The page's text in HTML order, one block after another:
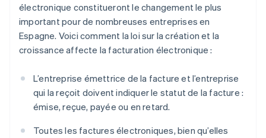
électronique constitueront le changement le plus
important pour de nombreuses entreprises en
Espagne. Voici comment la loi sur la création et la
croissance affecte la facturation électronique :
L’entreprise émettrice de la facture et l’entreprise
qui la reçoit doivent indiquer le statut de la facture :
émise, reçue, payée ou en retard.
Toutes les factures électroniques, bien qu’elles